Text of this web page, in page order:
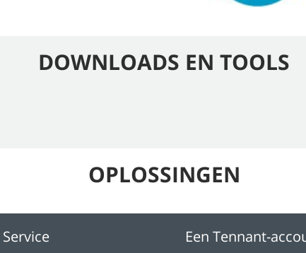
DOWNLOADS EN TOOLS
OPLOSSINGEN
Service Een Tennant-